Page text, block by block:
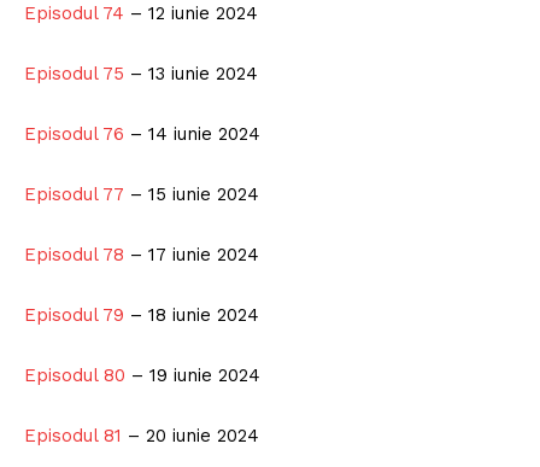
exclusiv!
Episodul 74 – 12 iunie 2024
Episodul 75 – 13 iunie 2024
Episodul 76 – 14 iunie 2024
Episodul 77 – 15 iunie 2024
Episodul 78 – 17 iunie 2024
Episodul 79 – 18 iunie 2024
Episodul 80 – 19 iunie 2024
Episodul 81 – 20 iunie 2024